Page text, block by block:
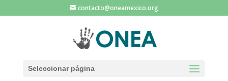
contacto@oneamexico.org
Seleccionar página